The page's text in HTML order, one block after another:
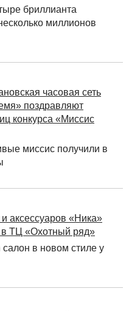
бриллианта
миллионов
часовая сеть
поздравляют
конкурса «Миссис
миссис получили в
аксессуаров «Ника»
в ТЦ «Охотный ряд»
салон в новом стиле у